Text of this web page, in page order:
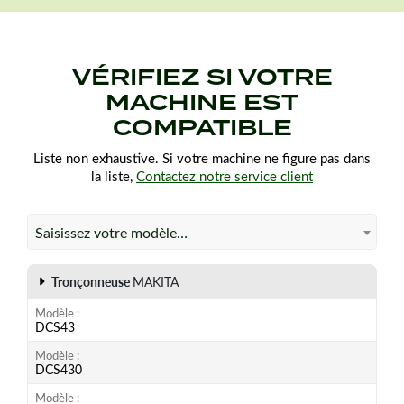
VÉRIFIEZ SI VOTRE
MACHINE EST
COMPATIBLE
Liste non exhaustive. Si votre machine ne figure pas dans
la liste, Contactez notre service client
Saisissez votre modèle…
Tronçonneuse MAKITA
Modèle
DCS43
Modèle
DCS430
Modèle